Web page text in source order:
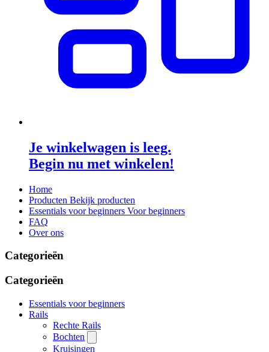
Je winkelwagen is leeg.
Begin nu met winkelen!
Home
Producten Bekijk producten
Essentials voor beginners Voor beginners
FAQ
Over ons
Categorieën
Categorieën
Essentials voor beginners
Rails
Rechte Rails
Bochten
Kruisingen